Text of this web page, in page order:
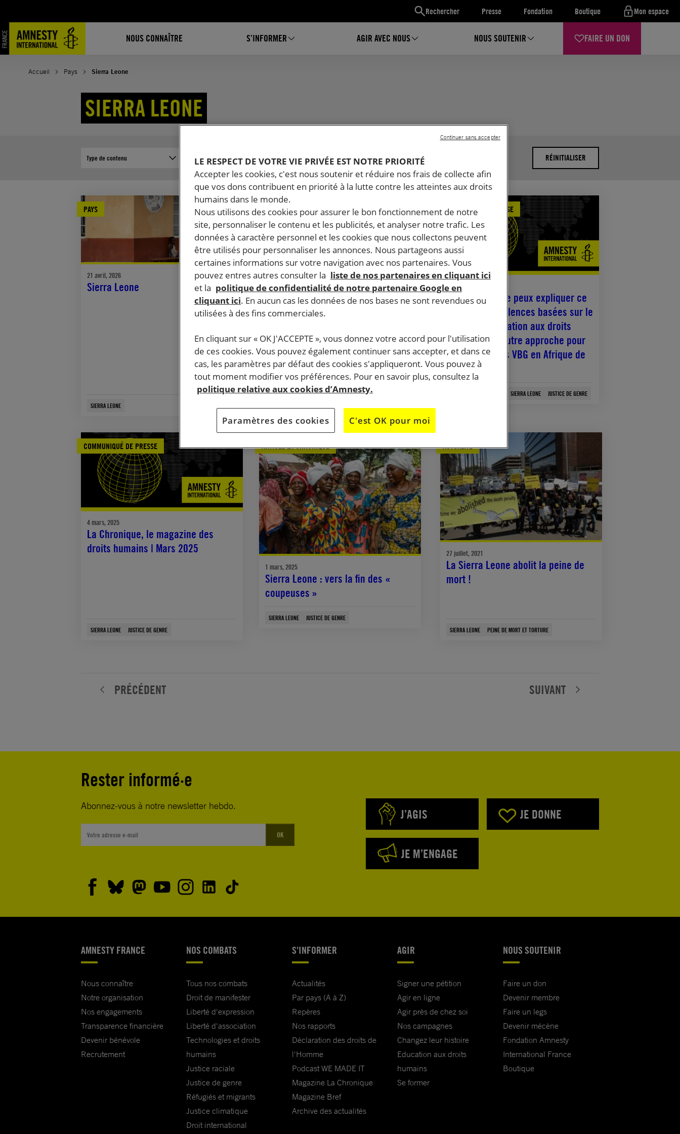
Rechercher Presse Fondation Boutique Mon espace
NOUS CONNAÎTRE S’INFORMER AGIR AVEC NOUS NOUS SOUTENIR FAIRE UN DON
contenu
Accueil Pays Sierra Leone
SIERRA LEONE
Type de contenu RÉINITIALISER
PAYS
21 avril, 2026
Sierra Leone
SIERRA LEONE
COMMUNIQUÉ DE PRESSE
4 décembre, 2025
« On montre l’exemple » : rencontre
avec cinq militant·e·s qui font
des filles en Afrique de l’Ouest
COMMUNIQUÉ DE PRESSE
25 novembre, 2025
« Maintenant, je peux expliquer ce
que sont les violences basées sur le
genre » : l’éducation aux droits
humains, une autre approche pour
lutter contre les VBG en Afrique de
l’Ouest
SIERRA LEONE JUSTICE DE GENRE
COMMUNIQUÉ DE PRESSE
4 mars, 2025
La Chronique, le magazine des
droits humains | Mars 2025
SIERRA LEONE JUSTICE DE GENRE
ARTICLE LA CHRONIQUE
1 mars, 2025
Sierra Leone : vers la fin des «
coupeuses »
SIERRA LEONE JUSTICE DE GENRE
ACTUALITÉ
27 juillet, 2021
La Sierra Leone abolit la peine de
mort !
SIERRA LEONE PEINE DE MORT ET TORTURE
PRÉCÉDENT SUIVANT
Rester informé·e
Abonnez-vous à notre newsletter hebdo.
OK
J’AGIS JE DONNE
JE M’ENGAGE
AMNESTY FRANCE
Nous connaître
Notre organisation
Nos engagements
Transparence financière
Devenir bénévole
Recrutement
NOS COMBATS
Tous nos combats
Droit de manifester
Liberté d'expression
Liberté d'association
Technologies et droits
humains
Justice raciale
Justice de genre
Réfugiés et migrants
Justice climatique
Droit international
S'INFORMER
Actualités
Par pays (A à Z)
Repères
Nos rapports
Déclaration des droits de
l'Homme
Podcast WE MADE IT
Magazine La Chronique
Magazine Bref
Archive des actualités
AGIR
Signer une pétition
Agir en ligne
Agir près de chez soi
Nos campagnes
Changez leur histoire
Education aux droits
humains
Se former
NOUS SOUTENIR
Faire un don
Devenir membre
Faire un legs
Devenir mécène
Fondation Amnesty
International France
Boutique
LE RESPECT DE VOTRE VIE PRIVÉE EST NOTRE PRIORITÉ
Accepter les cookies, c'est nous soutenir et réduire nos frais de collecte afin
que vos dons contribuent en priorité à la lutte contre les atteintes aux droits
humains dans le monde.
Nous utilisons des cookies pour assurer le bon fonctionnement de notre
site, personnaliser le contenu et les publicités, et analyser notre trafic. Les
données à caractère personnel et les cookies que nous collectons peuvent
être utilisés pour personnaliser les annonces. Nous partageons aussi
certaines informations sur votre navigation avec nos partenaires. Vous
pouvez entres autres consulter la liste de nos partenaires en cliquant ici
et la politique de confidentialité de notre partenaire Google en
cliquant ici. En aucun cas les données de nos bases ne sont revendues ou
utilisées à des fins commerciales.
En cliquant sur « OK J'ACCEPTE », vous donnez votre accord pour l'utilisation
de ces cookies. Vous pouvez également continuer sans accepter, et dans ce
cas, les paramètres par défaut des cookies s'appliqueront. Vous pouvez à
tout moment modifier vos préférences. Pour en savoir plus, consultez la
politique relative aux cookies d’Amnesty.
Paramètres des cookies C'est OK pour moi
Continuer sans accepter